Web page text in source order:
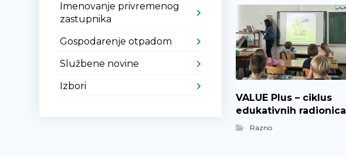
VALUE Plus – ciklus
edukativnih radionica
Razno
Imenovanje privremenog
zastupnika
Gospodarenje otpadom
Službene novine
Izbori